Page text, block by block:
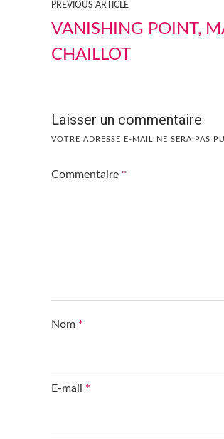
PREVIOUS ARTICLE
VANISHING POINT,
CHAILLOT
Laisser un commentaire
VOTRE ADRESSE E-MAIL NE SERA PAS
Commentaire *
Nom *
E-mail *